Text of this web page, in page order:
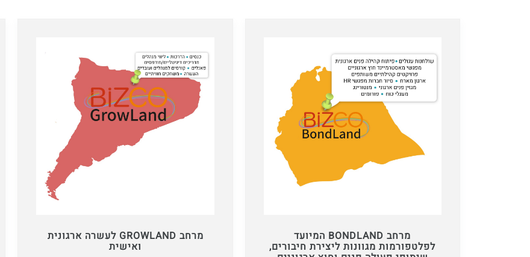
מרחב BONDLAND המיועד
לפלטפורמות מגוונות ליצירת חיבורים,
מרחב GROWLAND לעשרה ארגונית
ואישית